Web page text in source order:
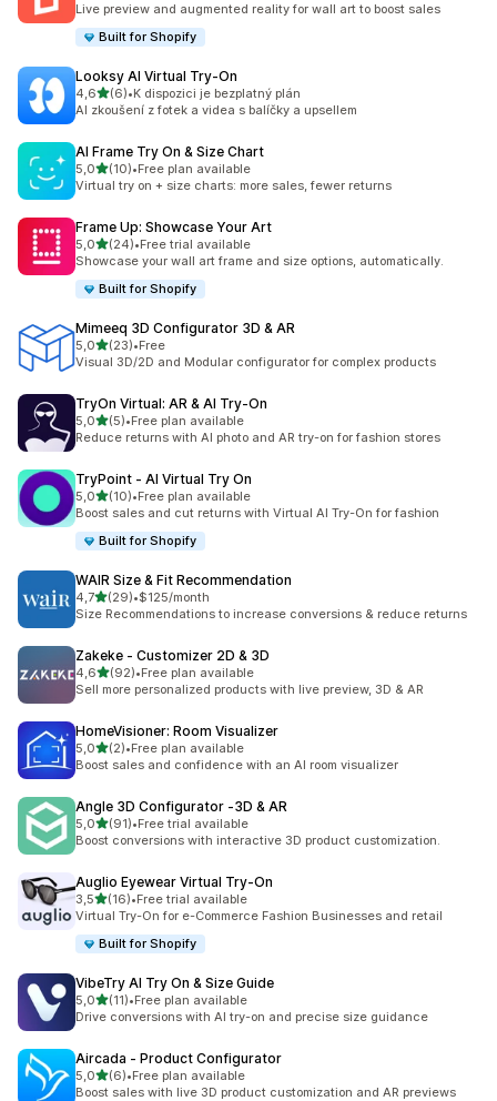
Live preview and augmented reality for wall art to boost sales
Built for Shopify
Looksy AI Virtual Try‑On
4,6z 5 hvězd
(6)
Celkový počet recenzí: 6
•K dispozici je bezplatný plán
AI zkoušení z fotek a videa s balíčky a upsellem
AI Frame Try On & Size Chart
5,0z 5 hvězd
(10)
Celkový počet recenzí: 10
•Free plan available
Virtual try on + size charts: more sales, fewer returns
Frame Up: Showcase Your Art
5,0z 5 hvězd
(24)
Celkový počet recenzí: 24
•Free trial available
Showcase your wall art frame and size options, automatically.
Built for Shopify
Mimeeq 3D Configurator 3D & AR
5,0z 5 hvězd
(23)
Celkový počet recenzí: 23
•Free
Visual 3D/2D and Modular configurator for complex products
TryOn Virtual: AR & AI Try‑On
5,0z 5 hvězd
(5)
Celkový počet recenzí: 5
•Free plan available
Reduce returns with AI photo and AR try-on for fashion stores
TryPoint ‑ AI Virtual Try On
5,0z 5 hvězd
(10)
Celkový počet recenzí: 10
•Free plan available
Boost sales and cut returns with Virtual AI Try-On for fashion
Built for Shopify
WAIR Size & Fit Recommendation
4,7z 5 hvězd
(29)
Celkový počet recenzí: 29
•$125/month
Size Recommendations to increase conversions & reduce returns
Zakeke ‑ Customizer 2D & 3D
4,6z 5 hvězd
(92)
Celkový počet recenzí: 92
•Free plan available
Sell more personalized products with live preview, 3D & AR
HomeVisioner: Room Visualizer
5,0z 5 hvězd
(2)
Celkový počet recenzí: 2
•Free plan available
Boost sales and confidence with an AI room visualizer
Angle 3D Configurator ‑3D & AR
5,0z 5 hvězd
(91)
Celkový počet recenzí: 91
•Free trial available
Boost conversions with interactive 3D product customization.
Auglio Eyewear Virtual Try‑On
3,5z 5 hvězd
(16)
Celkový počet recenzí: 16
•Free trial available
Virtual Try-On for e-Commerce Fashion Businesses and retail
Built for Shopify
VibeTry AI Try On & Size Guide
5,0z 5 hvězd
(11)
Celkový počet recenzí: 11
•Free plan available
Drive conversions with AI try-on and precise size guidance
Aircada ‑ Product Configurator
5,0z 5 hvězd
(6)
Celkový počet recenzí: 6
•Free plan available
Boost sales with live 3D product customization and AR previews